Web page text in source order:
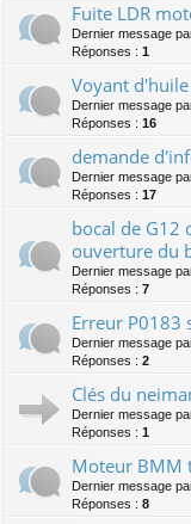
Fuite LDR
Dernier message
Réponses : 1
Voyant
Dernier message
Réponses : 16
demande
Dernier message
Réponses : 17
bocal de G12
ouverture du
Dernier message
Réponses : 7
Erreur P0183
Dernier message
Réponses : 2
Clés du
Dernier message
Réponses : 1
Moteur BMM
Dernier message
Réponses : 8